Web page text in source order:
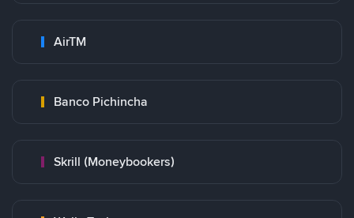
AirTM
Banco Pichincha
Skrill (Moneybookers)